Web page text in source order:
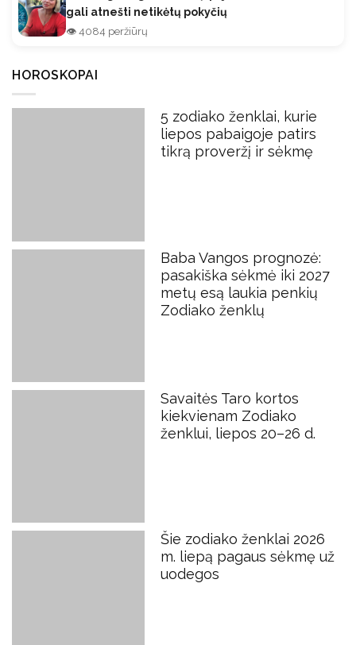
gali atnešti netikėtų pokyčių
👁️ 4084 peržiūrų
HOROSKOPAI
5 zodiako ženklai, kurie
liepos pabaigoje patirs
tikrą proveržį ir sėkmę
Baba Vangos prognozė:
pasakiška sėkmė iki 2027
metų esą laukia penkių
Zodiako ženklų
Savaitės Taro kortos
kiekvienam Zodiako
ženklui, liepos 20–26 d.
Šie zodiako ženklai 2026
m. liepą pagaus sėkmę už
uodegos